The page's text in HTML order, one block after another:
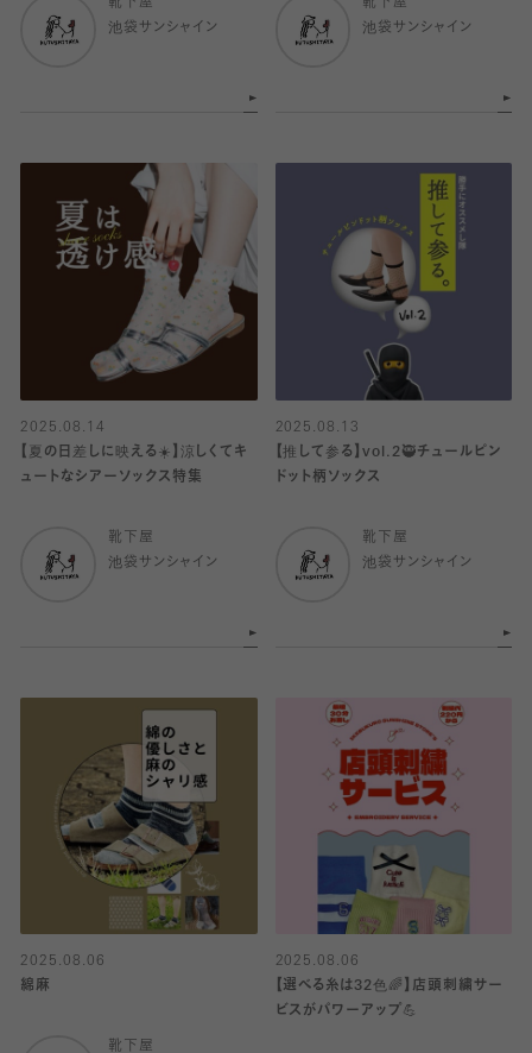
靴下屋
池袋サンシャイン
靴下屋
池袋サンシャイン
2025.08.14
【夏の日差しに映える☀️】涼しくてキ
ュートなシアーソックス特集
靴下屋
池袋サンシャイン
2025.08.13
【推して参る】vol.2🥷チュールピン
ドット柄ソックス
靴下屋
池袋サンシャイン
2025.08.06
綿麻
靴下屋
2025.08.06
【選べる糸は32色🌈】店頭刺繍サー
ビスがパワーアップ💪